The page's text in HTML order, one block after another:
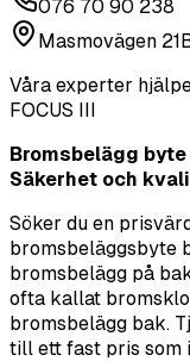
076 70 90 238
Masmovägen
Våra experter
FOCUS III
Bromsbelägg byte
Säkerhet och
Söker du en
bromsbeläggsbyte
bromsbelägg på
ofta kallat
bromsbelägg bak.
till ett fast pris som